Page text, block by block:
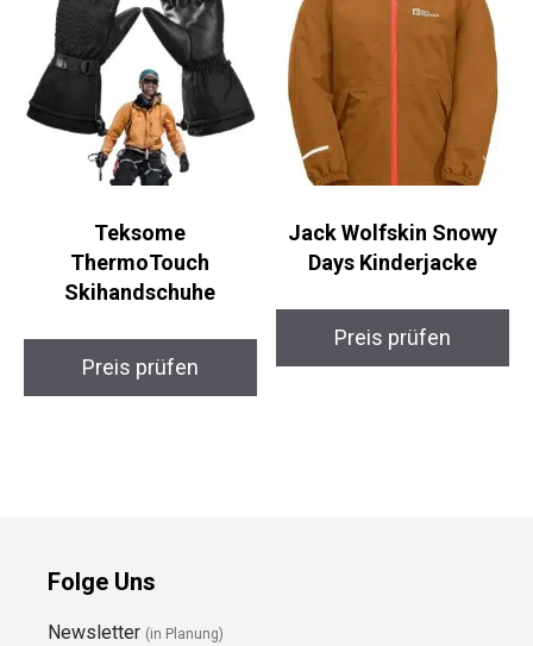
Teksome
ThermoTouch
Skihandschuhe
Preis prüfen
Jack Wolfskin Snowy
Days Kinderjacke
Preis prüfen
Folge Uns
Newsletter (in Planung)